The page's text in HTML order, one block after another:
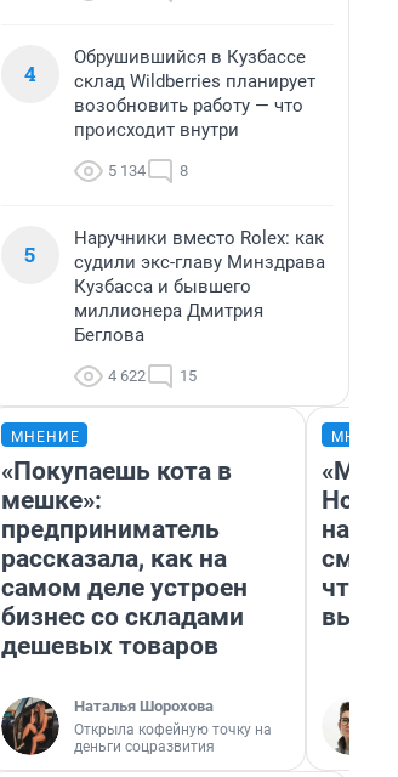
4
Обрушившийся в Кузбассе
склад Wildberries планирует
возобновить работу — что
происходит внутри
5 134 8
5
Наручники вместо Rolex: как
судили экс-главу Минздрава
Кузбасса и бывшего
миллионера Дмитрия
Беглова
4 622 15
МНЕНИЕ
«Покупаешь кота в
мешке»:
предприниматель
рассказала, как на
самом деле устроен
бизнес со складами
дешевых товаров
Наталья Шорохова
Открыла кофейную точку на
деньги соцразвития
«Мы